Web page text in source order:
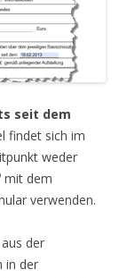
seit dem
findet sich im
weder
mit dem
verwenden.
der
in der